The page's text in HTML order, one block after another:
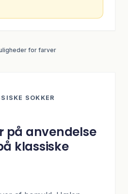
for farver
SOKKER
på anvendelse
klassiske